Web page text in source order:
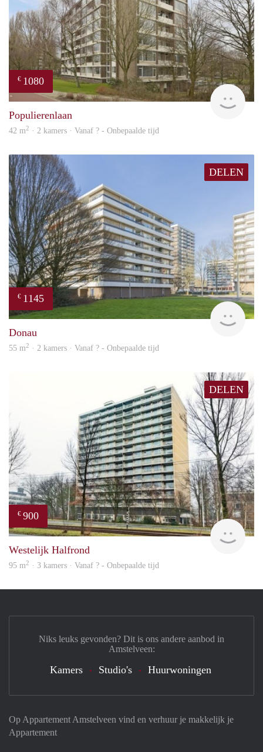
€ 1080
Populierenlaan
42 m2 · 2 kamers · Vanaf ? - Onbepaalde tijd
DELEN
€ 1145
Donau
55 m2 · 2 kamers · Vanaf ? - Onbepaalde tijd
DELEN
€ 900
Westelijk Halfrond
95 m2 · 3 kamers · Vanaf ? - Onbepaalde tijd
Op Appartement Amstelveen vind en verhuur je makkelijk je
Appartement
Niks leuks gevonden? Dit is ons andere aanbod in
Amstelveen:
Kamers Studio's Huurwoningen